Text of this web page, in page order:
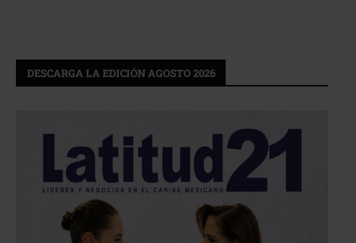
DESCARGA LA EDICIÓN AGOSTO 2026